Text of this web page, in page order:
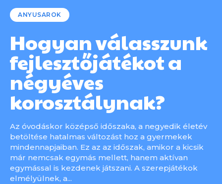
ANYUSAROK
Hogyan válasszunk
fejlesztőjátékot a
négyéves
korosztálynak?
Az óvodáskor középső időszaka, a negyedik életév
betöltése hatalmas változást hoz a gyermekek
mindennapjaiban. Ez az az időszak, amikor a kicsik
már nemcsak egymás mellett, hanem aktívan
egymással is kezdenek játszani. A szerepjátékok
elmélyülnek, a...